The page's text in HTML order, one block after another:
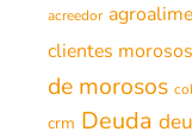
acreedor
clientes morosos
de morosos
crm Deuda